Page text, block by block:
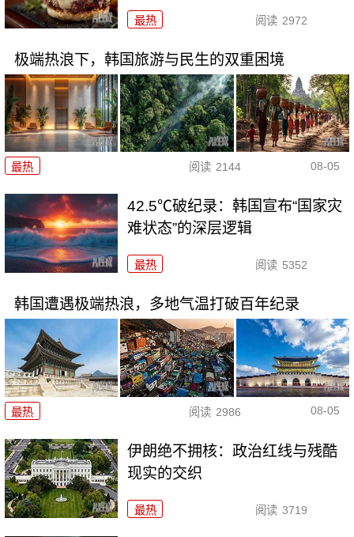
最热 阅读 2972
极端热浪下，韩国旅游与民生的双重困境
最热 阅读 2144 08-05
42.5℃破纪录：韩国宣布“国家灾
难状态”的深层逻辑
最热 阅读 5352
韩国遭遇极端热浪，多地气温打破百年纪录
最热 阅读 2986 08-05
伊朗绝不拥核：政治红线与残酷
现实的交织
最热 阅读 3719